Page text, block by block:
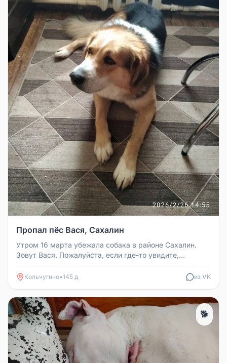
Пропал пёс Вася, Сахалин
Утром 16 марта убежала собака в районе Сахалин.
Зовут Вася. Пожалуйста, если где-то увидите,
Кольчугино•145 д из VK
🐕